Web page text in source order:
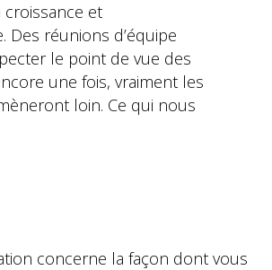
croissance et
Des réunions d’équipe
le point de vue des
une fois, vraiment les
loin. Ce qui nous
concerne la façon dont vous